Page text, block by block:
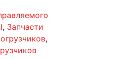
, Запчасти
,